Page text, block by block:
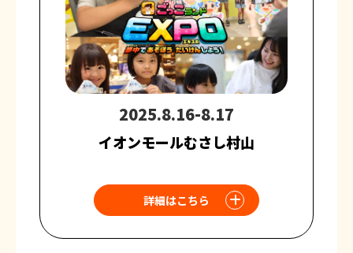
2025.8.16-8.17
イオンモールむさし村山
詳細はこちら